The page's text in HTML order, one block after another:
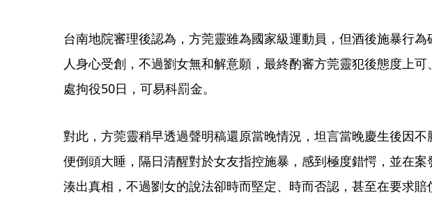
台南地院審理後認為，方莞靈雖為國家級運動員，但酒後施暴行為
人身心受創，不過劉女無和解意願，最終酌審方莞靈犯後態度上可
處拘役50日，可易科罰金。
對此，方莞靈稍早透過聲明稿還原當晚情況，坦言當晚慶生後因不
便倒頭大睡，隔日清醒對於女友指控施暴，感到極度錯愕，並在案
湊出真相，不過劉女的說法卻時而堅定、時而否認，甚至在要求賠